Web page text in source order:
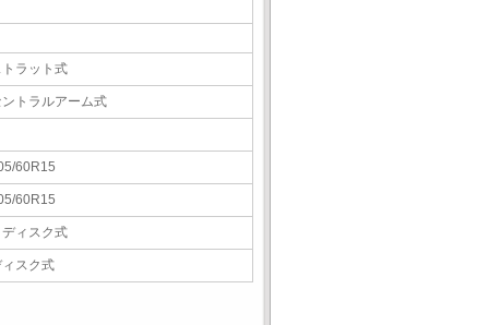
ラット式
トラルアーム式
60R15
60R15
ィスク式
スク式